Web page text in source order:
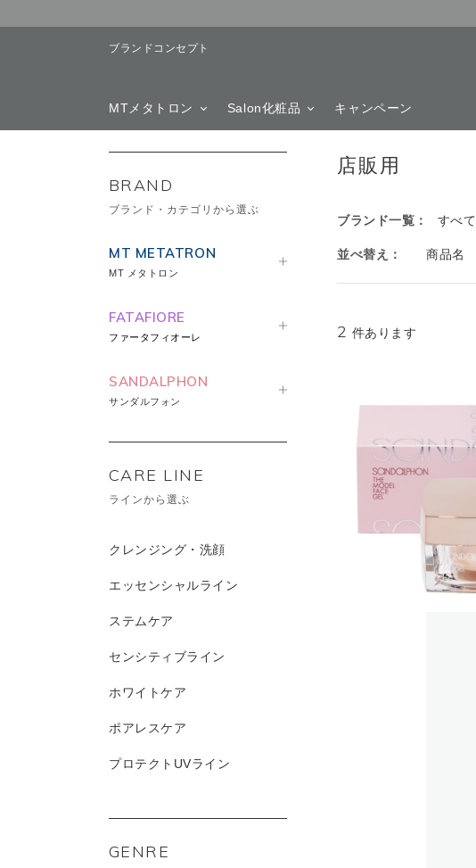
ブランドコンセプト
MTメタトロン Salon化粧品 キャンペーン
店販用
ブランド一覧： すべて
並べ替え： 商品名
2 件あります
BRAND
ブランド・カテゴリから選ぶ
MT METATRON
MT メタトロン
FATAFIORE
ファータフィオーレ
SANDALPHON
サンダルフォン
CARE LINE
ラインから選ぶ
クレンジング・洗顔
エッセンシャルライン
ステムケア
センシティブライン
ホワイトケア
ポアレスケア
プロテクトUVライン
GENRE